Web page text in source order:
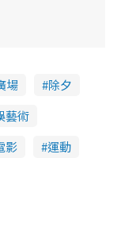
場
除夕
藝術
影
運動